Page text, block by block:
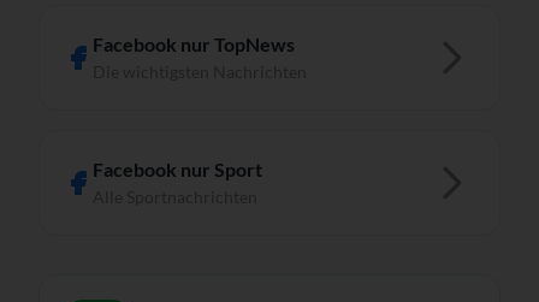
Facebook nur TopNews
Facebook nur Sport